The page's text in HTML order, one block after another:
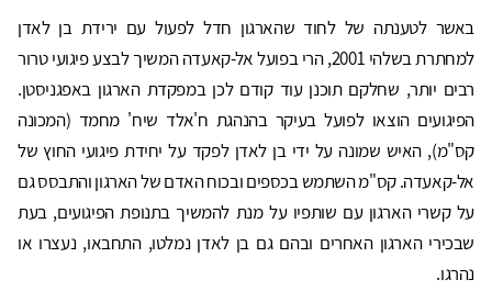
באשר לטענתה של לחוד שהארגון חדל לפעול עם ירידת בן לאדן
למחתרת בשלהי 2001, הרי בפועל אל-קאעדה המשיך לבצע פיגועי טרור
רבים יותר, שחלקם תוכנן עוד קודם לכן במפקדת הארגון באפגניסטן.
הפיגועים הוצאו לפועל בעיקר בהנהגת ח'אלד שיח' מחמד (המכונה
קס"מ), האיש שמונה על ידי בן לאדן לפקד על יחידת פיגועי החוץ של
אל-קאעדה. קס"מ השתמש בכספים ובכוח האדם של הארגון והתבסס גם
על קשרי הארגון עם שותפיו על מנת להמשיך בתנופת הפיגועים, בעת
שבכירי הארגון האחרים ובהם גם בן לאדן נמלטו, התחבאו, נעצרו או
נהרגו.